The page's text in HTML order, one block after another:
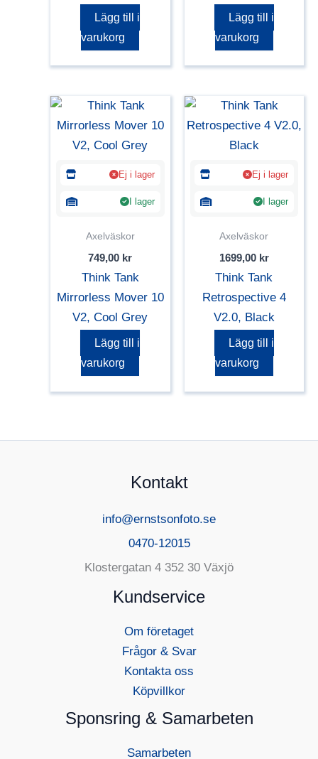
Lägg till i
varukorg
Lägg till i
varukorg
Ej i lager
I lager
Axelväskor
749,00 kr
Think Tank
Mirrorless Mover 10
V2, Cool Grey
Lägg till i
varukorg
Ej i lager
I lager
Axelväskor
1699,00 kr
Think Tank
Retrospective 4
V2.0, Black
Lägg till i
varukorg
Kontakt
info@ernstsonfoto.se
0470-12015
Klostergatan 4 352 30 Växjö
Kundservice
Om företaget
Frågor & Svar
Kontakta oss
Köpvillkor
Sponsring & Samarbeten
Samarbeten